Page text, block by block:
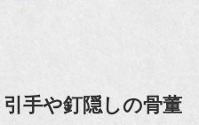
手や釘隠しの骨董